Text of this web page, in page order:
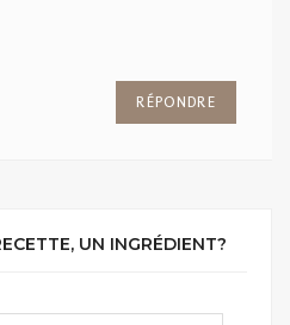
RÉPONDRE
UN INGRÉDIENT?